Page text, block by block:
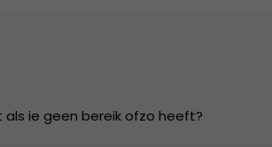
als ie geen bereik ofzo heeft?